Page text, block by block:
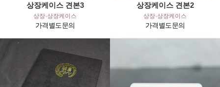
상장케이스 견본3
상장·상장케이스
가격별도문의
상장케이스 견본2
상장·상장케이스
가격별도문의